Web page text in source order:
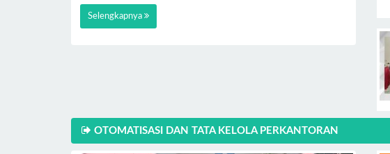
Selengkapnya
OTOMATISASI DAN TATA KELOLA PERKANTORAN